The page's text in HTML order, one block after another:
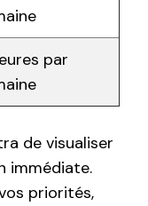
par
de visualiser
immédiate.
priorités,